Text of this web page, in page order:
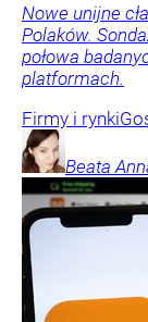
Nowe unijne
Polaków.
połowa
platformach.
Firmy i rynki
Beata